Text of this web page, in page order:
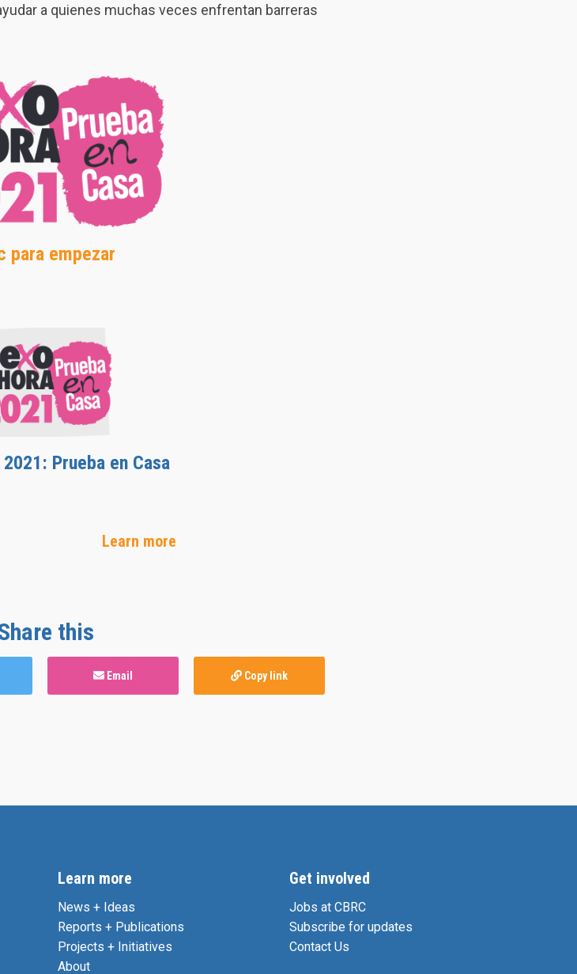
a quienes muchas veces enfrentan barreras
para empezar
Prueba en Casa
Learn more
this
Email Copy link
Learn more
News + Ideas
Reports + Publications
Projects + Initiatives
About
Get involved
Jobs at CBRC
Subscribe for updates
Contact Us